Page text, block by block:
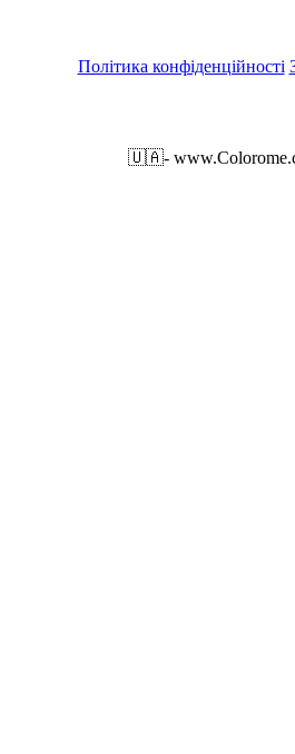
Політика конфіденційності
🇺🇦-